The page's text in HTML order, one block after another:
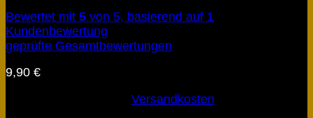
Bewertet mit 5 von 5, basierend auf 1
Kundenbewertung
geprüfte Gesamtbewertungen
9,90 €
Versandkosten